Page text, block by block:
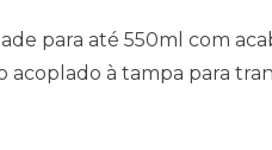
para até 550ml com
à tampa para